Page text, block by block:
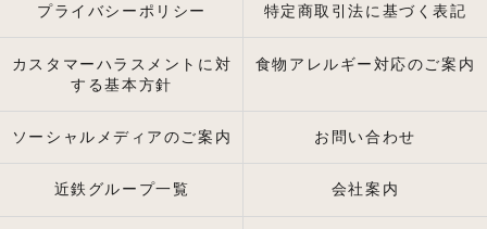
プライバシーポリシー 特定商取引法に基づく表記
カスタマーハラスメントに対
する基本方針
食物アレルギー対応のご案内
ソーシャルメディアのご案内 お問い合わせ
近鉄グループ一覧 会社案内